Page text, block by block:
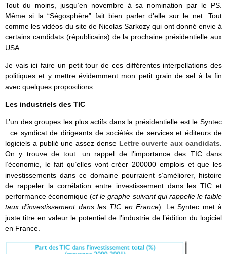
Tout du moins, jusqu’en novembre à sa nomination par le PS.
Même si la “Ségosphère” fait bien parler d’elle sur le net. Tout
comme les vidéos du site de Nicolas Sarkozy qui ont donné envie à
certains candidats (républicains) de la prochaine présidentielle aux
USA.
Je vais ici faire un petit tour de ces différentes interpellations des
politiques et y mettre évidemment mon petit grain de sel à la fin
avec quelques propositions.
Les industriels des TIC
L’un des groupes les plus actifs dans la présidentielle est le Syntec
: ce syndicat de dirigeants de sociétés de services et éditeurs de
logiciels a publié une assez dense Lettre ouverte aux candidats
On y trouve de tout: un rappel de l’importance des TIC dans
l’économie, le fait qu’elles vont créer 200000 emplois et que les
investissements dans ce domaine pourraient s’améliorer, histoire
de rappeler la corrélation entre investissement dans les TIC et
performance économique (cf le graphe suivant qui rappelle le faible
taux d’investissement dans les TIC en France). Le Syntec met à
juste titre en valeur le potentiel de l’industrie de l’édition du logiciel
en France.